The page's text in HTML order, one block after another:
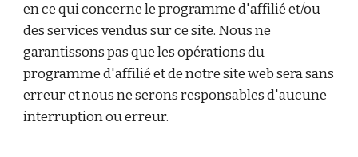
en ce qui concerne le programme d'affilié et/ou
des services vendus sur ce site. Nous ne
garantissons pas que les opérations du
programme d'affilié et de notre site web sera sans
erreur et nous ne serons responsables d'aucune
interruption ou erreur.